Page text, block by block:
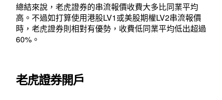
總結來說，老虎證券的串流報價收費大多比同業平均
高。不過如打算使用港股LV1或美股期權LV2串流報價
時，老虎證券則相對有優勢，收費低同業平均低出超過
60%。
老虎證券開戶